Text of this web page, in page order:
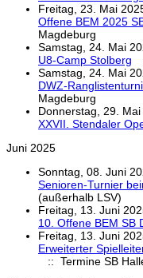
Freitag, 23. Mai
Offene BEM 2025
Magdeburg
Samstag, 24. Mai
U8-Camp Stolberg
Samstag, 24. Mai
DWZ-
Magdeburg
Donnerstag, 29.
XXVII. Stendaler
Juni 2025
Sonntag, 08. Juni
Senioren-Turnier
(außerhalb LSV)
Freitag, 13. Juni
10. Offene BEM SB
Freitag, 13. Juni
Erweiterter
:: Termine SB